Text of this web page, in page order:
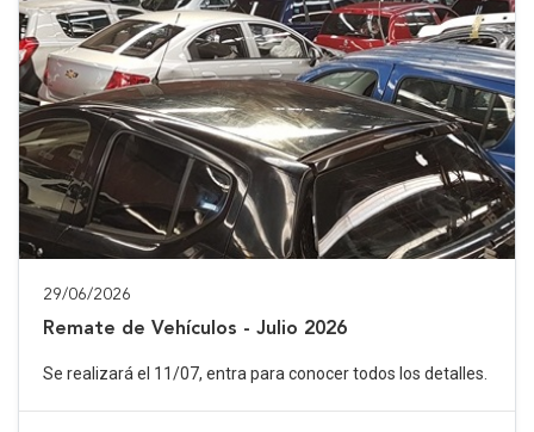
29/06/2026
Remate de Vehículos - Julio 2026
Se realizará el 11/07, entra para conocer todos los detalles.